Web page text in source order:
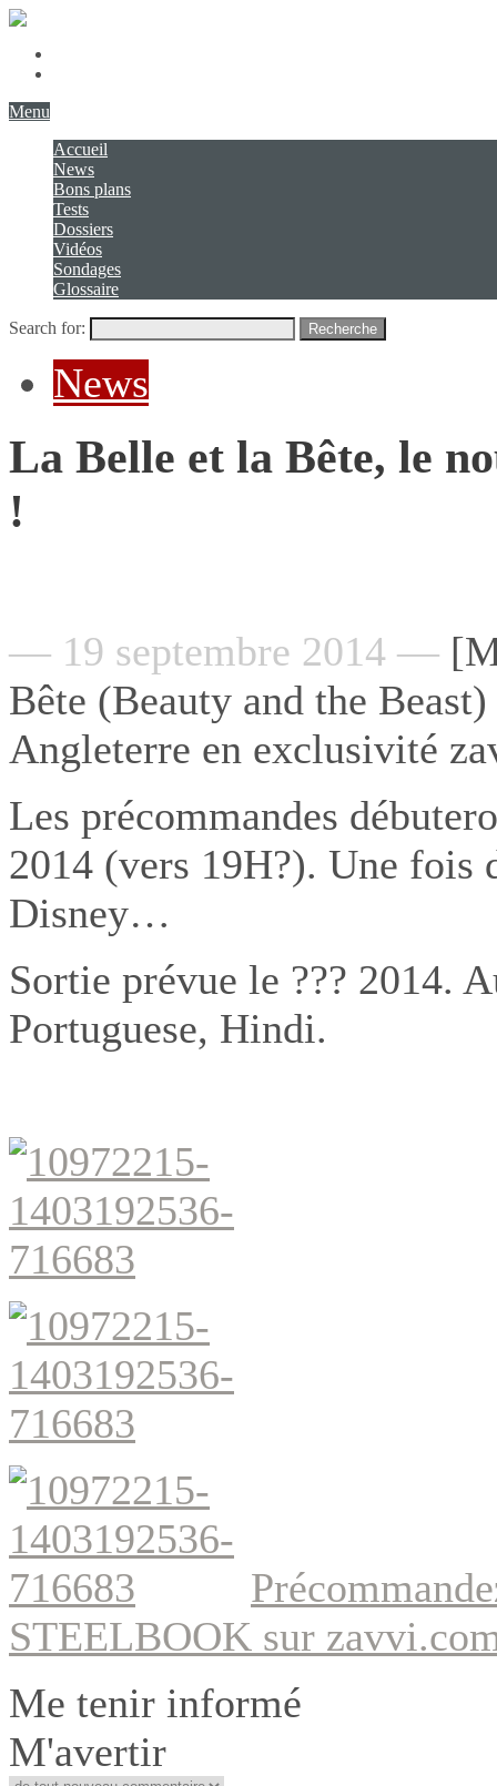
Menu
Accueil
News
Bons plans
Tests
Dossiers
Vidéos
Sondages
Glossaire
Search for: Recherche
News
La Belle et la Bête, le
!
— 19 septembre 2014 —
Bête (Beauty and the
Angleterre en exclusivité
Les précommandes
2014 (vers 19H?). Une fois
Disney…
Sortie prévue le ??? 2014.
Portuguese, Hindi.
STEELBOOK sur
Me tenir informé
M'avertir